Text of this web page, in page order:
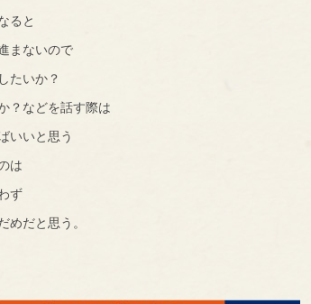
ると
まないので
たいか？
？などを話す際は
いいと思う
は
ず
めだと思う。